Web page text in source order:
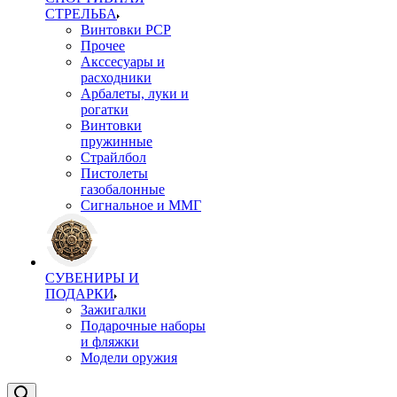
СТРЕЛЬБА
Винтовки PCP
Прочее
Акссесуары и
расходники
Арбалеты, луки и
рогатки
Винтовки
пружинные
Страйлбол
Пистолеты
газобалонные
Сигнальное и ММГ
СУВЕНИРЫ И
ПОДАРКИ
Зажигалки
Подарочные наборы
и фляжки
Модели оружия